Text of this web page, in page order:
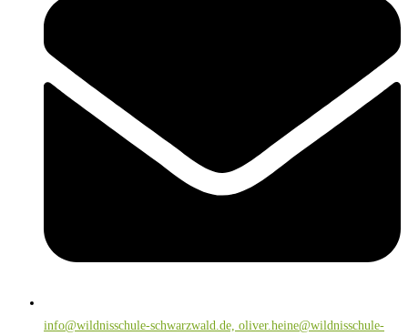
info@wildnisschule-schwarzwald.de, oliver.heine@wildnisschule-